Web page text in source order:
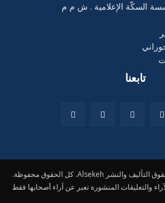
السكّة الإعلامية . ش م م
تابعنا
والتعليقات المنشورة تعبر عن آراء أصحابها فقط